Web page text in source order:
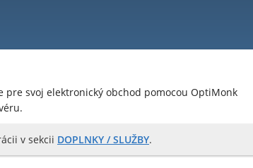
svoj elektronický obchod pomocou OptiMonk
v sekcii DOPLNKY / SLUŽBY.